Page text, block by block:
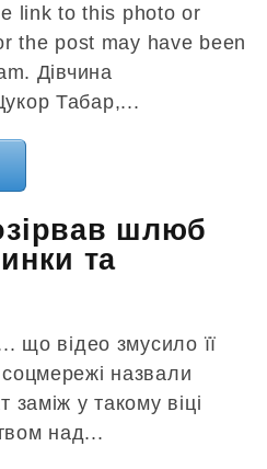
link to this photo or
the post may have been
Дівчина
Табар,...
шлюб
та
що відео змусило її
назвали
заміж у такому віці
над...